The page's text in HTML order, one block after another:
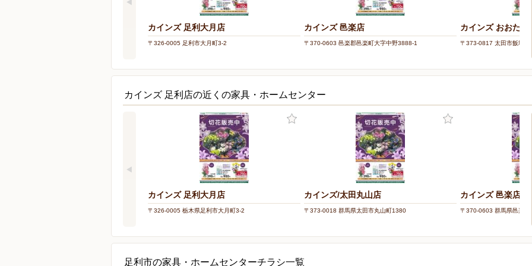
カインズ 足利大月店
〒326-0005 足利市大月町3-2
カインズ 邑楽店
〒370-0603 邑楽郡邑楽町大字中野3888-1
カインズ おおたモ
〒373-0817 太田市飯塚町
カインズ 足利店の近くの家具・ホームセンター
カインズ 足利大月店
〒326-0005 栃木県足利市大月町3-2
カインズ/太田丸山店
〒373-0018 群馬県太田市丸山町1380
カインズ 邑楽店
〒370-0603 群馬県邑楽郡
足利市の家具・ホームセンターチラシ一覧